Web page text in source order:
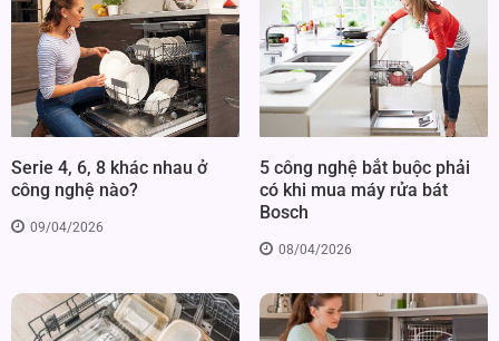
Serie 4, 6, 8 khác nhau ở
công nghệ nào?
09/04/2026
5 công nghệ bắt buộc phải
có khi mua máy rửa bát
Bosch
08/04/2026